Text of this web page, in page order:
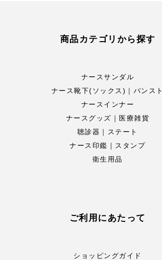
商品カテゴリから探す
ナースサンダル
ナース靴下(ソックス)｜パンスト
ナースインナー
ナースグッズ｜医療雑貨
聴診器｜ステート
ナース印鑑｜スタンプ
衛生用品
ご利用にあたって
ショッピングガイド